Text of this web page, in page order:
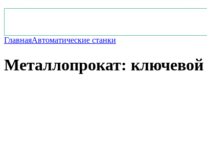
ГлавнаяАвтоматические станки
Металлопрокат: